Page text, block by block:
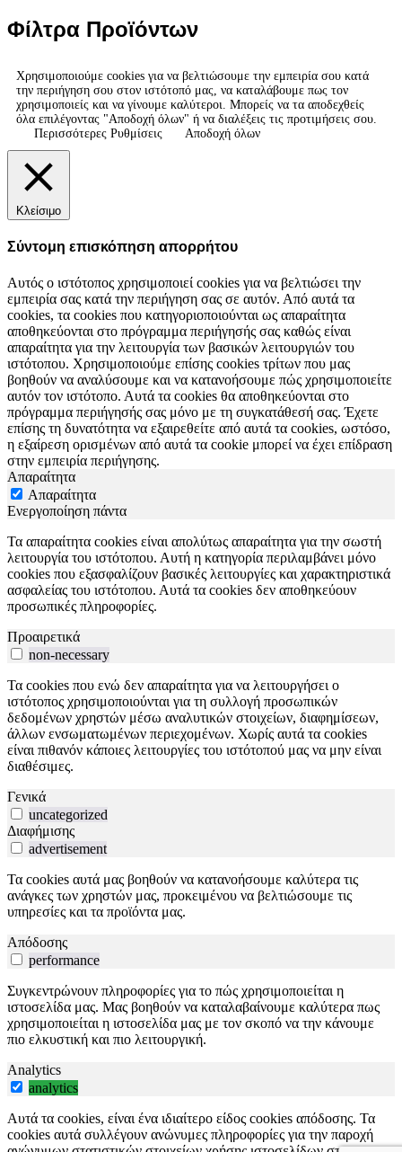
Φίλτρα Προϊόντων
Χρησιμοποιούμε cookies για να βελτιώσουμε την εμπειρία σου κατά
την περιήγηση σου στον ιστότοπό μας, να καταλάβουμε πως τον
χρησιμοποιείς και να γίνουμε καλύτεροι. Μπορείς να τα αποδεχθείς
όλα επιλέγοντας "Αποδοχή όλων" ή να διαλέξεις τις προτιμήσεις σου.
Περισσότερες Ρυθμίσεις
Αποδοχή όλων
Κλείσιμο
Σύντομη επισκόπηση απορρήτου
Αυτός ο ιστότοπος χρησιμοποιεί cookies για να βελτιώσει την
εμπειρία σας κατά την περιήγηση σας σε αυτόν. Από αυτά τα
cookies, τα cookies που κατηγοριοποιούνται ως απαραίτητα
αποθηκεύονται στο πρόγραμμα περιήγησής σας καθώς είναι
απαραίτητα για την λειτουργία των βασικών λειτουργιών του
ιστότοπου. Χρησιμοποιούμε επίσης cookies τρίτων που μας
βοηθούν να αναλύσουμε και να κατανοήσουμε πώς χρησιμοποιείτε
αυτόν τον ιστότοπο. Αυτά τα cookies θα αποθηκεύονται στο
πρόγραμμα περιήγησής σας μόνο με τη συγκατάθεσή σας. Έχετε
επίσης τη δυνατότητα να εξαιρεθείτε από αυτά τα cookies, ωστόσο,
η εξαίρεση ορισμένων από αυτά τα cookie μπορεί να έχει επίδραση
στην εμπειρία περιήγησης.
Απαραίτητα
Απαραίτητα
Ενεργοποίηση πάντα
Τα απαραίτητα cookies είναι απολύτως απαραίτητα για την σωστή
λειτουργία του ιστότοπου. Αυτή η κατηγορία περιλαμβάνει μόνο
cookies που εξασφαλίζουν βασικές λειτουργίες και χαρακτηριστικά
ασφαλείας του ιστότοπου. Αυτά τα cookies δεν αποθηκεύουν
προσωπικές πληροφορίες.
Προαιρετικά
non-necessary
Τα cookies που ενώ δεν απαραίτητα για να λειτουργήσει ο
ιστότοπος χρησιμοποιούνται για τη συλλογή προσωπικών
δεδομένων χρηστών μέσω αναλυτικών στοιχείων, διαφημίσεων,
άλλων ενσωματωμένων περιεχομένων. Χωρίς αυτά τα cookies
είναι πιθανόν κάποιες λειτουργίες του ιστότοπού μας να μην είναι
διαθέσιμες.
Γενικά
uncategorized
Διαφήμισης
advertisement
Τα cookies αυτά μας βοηθούν να κατανοήσουμε καλύτερα τις
ανάγκες των χρηστών μας, προκειμένου να βελτιώσουμε τις
υπηρεσίες και τα προϊόντα μας.
Απόδοσης
performance
Συγκεντρώνουν πληροφορίες για το πώς χρησιμοποιείται η
ιστοσελίδα μας. Μας βοηθούν να καταλαβαίνουμε καλύτερα πως
χρησιμοποιείται η ιστοσελίδα μας με τον σκοπό να την κάνουμε
πιο ελκυστική και πιο λειτουργική.
Analytics
analytics
Αυτά τα cookies, είναι ένα ιδιαίτερο είδος cookies απόδοσης. Τα
cookies αυτά συλλέγουν ανώνυμες πληροφορίες για την παροχή